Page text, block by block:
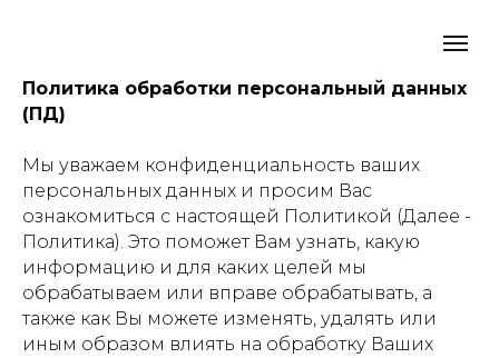
Политика обработки персональный данных
(ПД)
Мы уважаем конфиденциальность ваших
персональных данных и просим Вас
ознакомиться с настоящей Политикой (Далее -
Политика). Это поможет Вам узнать, какую
информацию и для каких целей мы
обрабатываем или вправе обрабатывать, а
также как Вы можете изменять, удалять или
иным образом влиять на обработку Ваших